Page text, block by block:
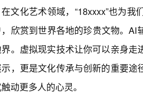
在文化艺术领域，“18xxxx”也为
欣赏到世界各地的珍贵文物。
。虚拟现实技术让你可以亲身
，更是文化传承与创新的重要
动更多人的心灵。